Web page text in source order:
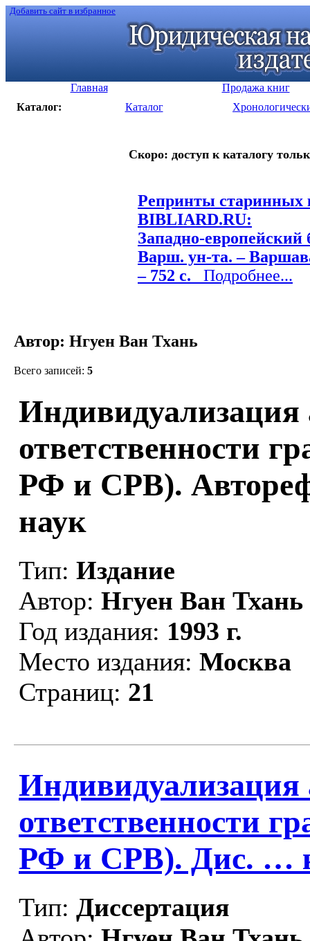
Добавить сайт в избранное
Главная
Продажа книг
Каталог:
Каталог
Скоро: доступ к каталогу
Репринты старинных
BIBLIARD.RU:
Западно-
Варш. ун-та. –
– 752 с. Подробнее...
Автор: Нгуен Ван Тхань
Всего записей: 5
ответственности
РФ и СРВ).
наук
Тип: Издание
Автор: Нгуен Ван Тхань
Год издания: 1993 г.
Место издания: Москва
Страниц: 21
ответственности
РФ и СРВ). Дис. …
Тип: Диссертация